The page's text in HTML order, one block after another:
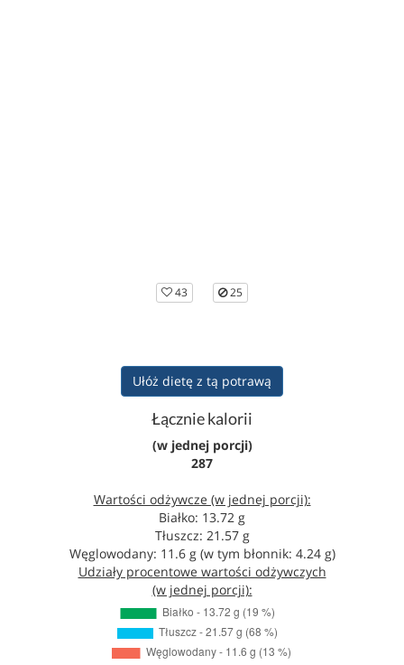
43 25
Ułóż dietę z tą potrawą
Łącznie kalorii
(w jednej porcji)
287
Wartości odżywcze (w jednej porcji):
Białko: 13.72 g
Tłuszcz: 21.57 g
Węglowodany: 11.6 g (w tym błonnik: 4.24 g)
Udziały procentowe wartości odżywczych
(w jednej porcji):